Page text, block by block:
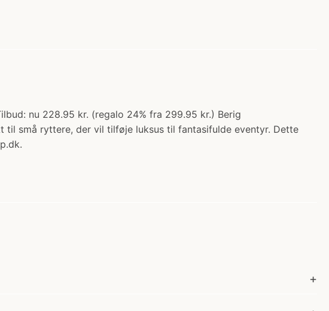
nu 228.95 kr. (regalo 24% fra 299.95 kr.) Berig
til små ryttere, der vil tilføje luksus til fantasifulde eventyr. Dette